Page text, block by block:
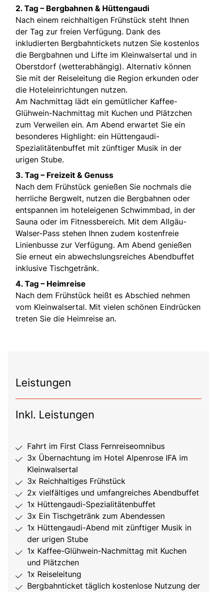
2. Tag – Bergbahnen & Hüttengaudi
Nach einem reichhaltigen Frühstück steht Ihnen
der Tag zur freien Verfügung. Dank des
inkludierten Bergbahntickets nutzen Sie kostenlos
die Bergbahnen und Lifte im Kleinwalsertal und in
Oberstdorf (wetterabhängig). Alternativ können
Sie mit der Reiseleitung die Region erkunden oder
die Hoteleinrichtungen nutzen.
Am Nachmittag lädt ein gemütlicher Kaffee-
Glühwein-Nachmittag mit Kuchen und Plätzchen
zum Verweilen ein. Am Abend erwartet Sie ein
besonderes Highlight: ein Hüttengaudi-
Spezialitätenbuffet mit zünftiger Musik in der
urigen Stube.
3. Tag – Freizeit & Genuss
Nach dem Frühstück genießen Sie nochmals die
herrliche Bergwelt, nutzen die Bergbahnen oder
entspannen im hoteleigenen Schwimmbad, in der
Sauna oder im Fitnessbereich. Mit dem Allgäu-
Walser-Pass stehen Ihnen zudem kostenfreie
Linienbusse zur Verfügung. Am Abend genießen
Sie erneut ein abwechslungsreiches Abendbuffet
inklusive Tischgetränk.
4. Tag – Heimreise
Nach dem Frühstück heißt es Abschied nehmen
vom Kleinwalsertal. Mit vielen schönen Eindrücken
treten Sie die Heimreise an.
Leistungen
Inkl. Leistungen
Fahrt im First Class Fernreiseomnibus
3x Übernachtung im Hotel Alpenrose IFA im
Kleinwalsertal
3x Reichhaltiges Frühstück
2x vielfältiges und umfangreiches Abendbuffet
1x Hüttengaudi-Spezialitätenbuffet
3x Ein Tischgetränk zum Abendessen
1x Hüttengaudi-Abend mit zünftiger Musik in
der urigen Stube
1x Kaffee-Glühwein-Nachmittag mit Kuchen
und Plätzchen
1x Reiseleitung
Bergbahnticket täglich kostenlose Nutzung der